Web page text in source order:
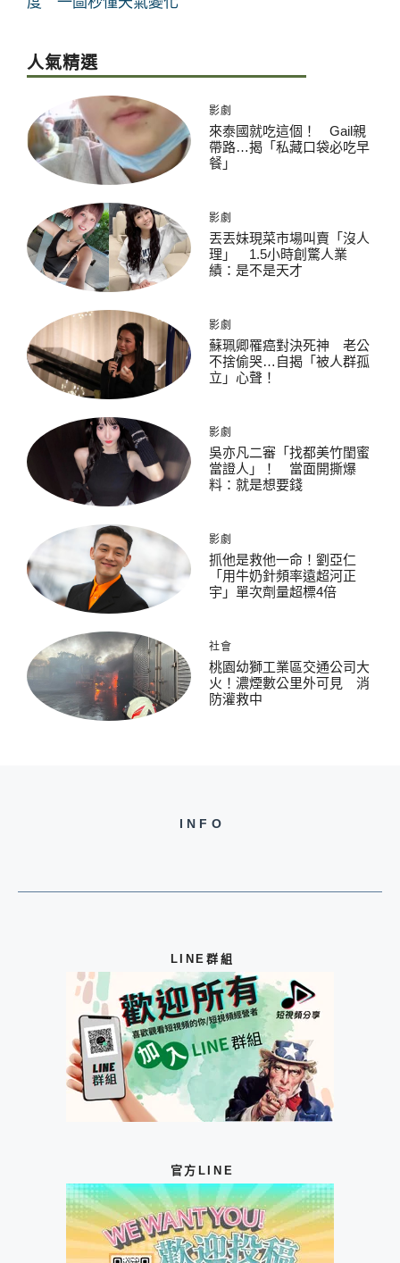
人氣精選
影劇
來泰國就吃這個！ Gail親
帶路…揭「私藏口袋必吃早
餐」
影劇
丟丟妹現菜市場叫賣「沒人
理」 1.5小時創驚人業
績：是不是天才
影劇
蘇珮卿罹癌對決死神 老公
不捨偷哭…自揭「被人群孤
立」心聲！
影劇
吳亦凡二審「找都美竹閨蜜
當證人」！ 當面開撕爆
料：就是想要錢
影劇
抓他是救他一命！劉亞仁
「用牛奶針頻率遠超河正
宇」單次劑量超標4倍
社會
桃園幼獅工業區交通公司大
火！濃煙數公里外可見 消
防灌救中
INFO
LINE群組
官方LINE